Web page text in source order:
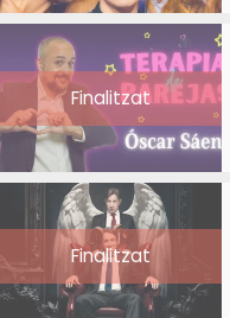
Finalitzat
Finalitzat